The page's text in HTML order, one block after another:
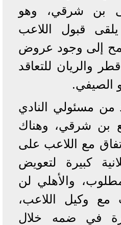
بن شرقي، وهو
قبول اللاعب
إلى وجود عروض
والريان للتعاقد
الصيفي.
من مسئولي النادي
مع بن شرقي، وهناك
مع اللاعب على
كبيرة لتعويض
والأهلي لن
مع وكيل اللاعب،
في ضمه خلال